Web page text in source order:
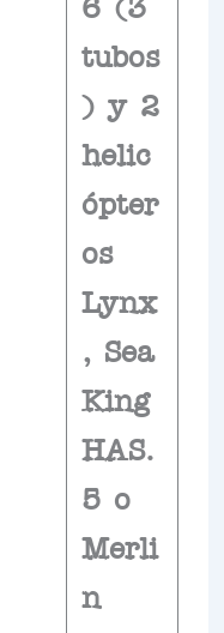
6 (3
tubos
) y 2
helic
ópter
os
Lynx
, Sea
King
HAS.
5 o
Merli
n